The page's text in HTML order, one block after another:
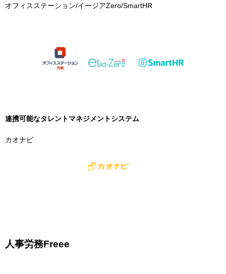
オフィスステーション/イージアZero/SmartHR
連携可能なタレントマネジメントシステム
カオナビ
人事労務Freee